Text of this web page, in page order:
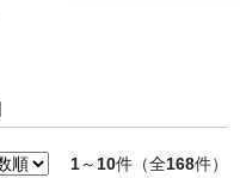
1～ 10件（全168件）